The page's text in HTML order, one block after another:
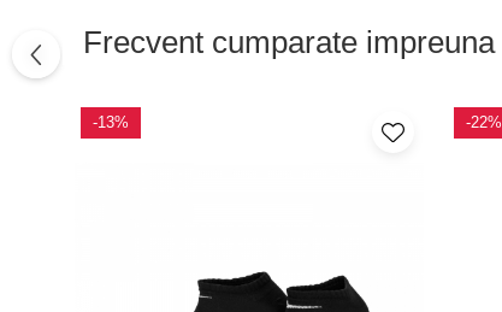
Frecvent cumparate impreuna
-13% -22%